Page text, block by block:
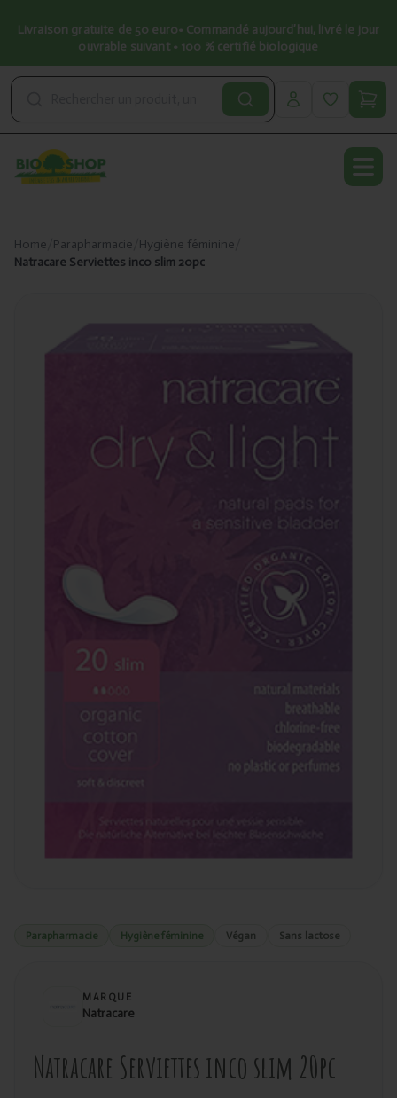
Livraison gratuite de 50 euro• Commandé aujourd’hui, livré le jour
ouvrable suivant • 100 % certifié biologique
Home Parapharmacie Hygiène féminine
Natracare Serviettes inco slim 20pc
Parapharmacie Hygiène féminine Végan Sans lactose
MARQUE
Natracare
Natracare Serviettes inco slim 20pc